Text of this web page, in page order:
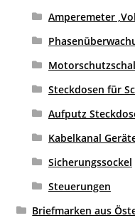
Amperemeter
Steckdosen für
Aufputz
Kabelkanal
Sicherungssockel
Steuerungen
Briefmarken aus